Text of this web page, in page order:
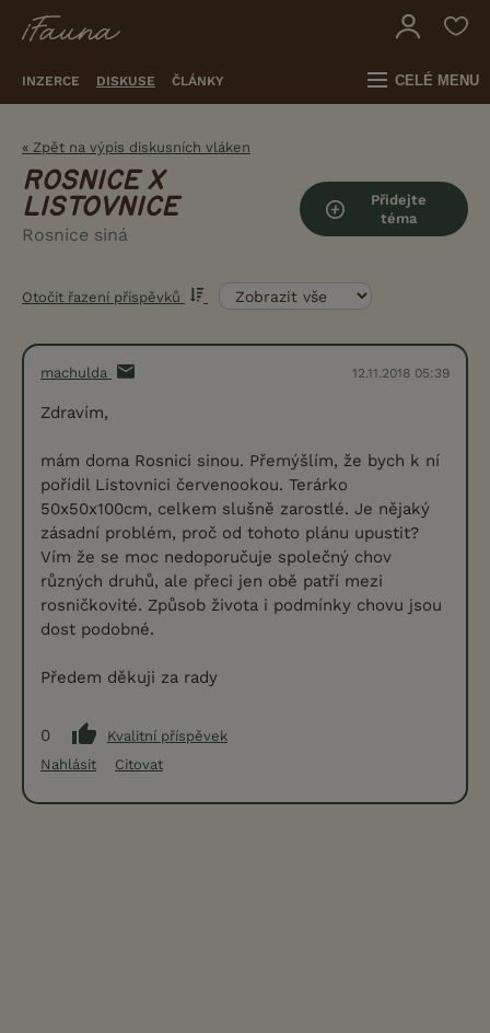
INZERCE DISKUSE ČLÁNKY CELÉ MENU
« Zpět na výpis diskusních vláken
ROSNICE X
LISTOVNICE
Rosnice siná
Přidejte
téma
Otočit řazení příspěvků
machulda 12.11.2018 05:39
Zdravím,
mám doma Rosnici sinou. Přemýšlím, že bych k ní
pořídil Listovnici červenookou. Terárko
50x50x100cm, celkem slušně zarostlé. Je nějaký
zásadní problém, proč od tohoto plánu upustit?
Vím že se moc nedoporučuje společný chov
různých druhů, ale přeci jen obě patří mezi
rosničkovité. Způsob života i podmínky chovu jsou
dost podobné.
Předem děkuji za rady
0
Kvalitní příspěvek
Nahlásit
Citovat